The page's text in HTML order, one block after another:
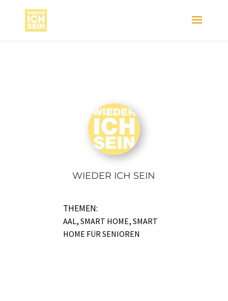
WIEDER ICH SEIN
THEMEN:
AAL, SMART HOME, SMART
HOME FÜR SENIOREN